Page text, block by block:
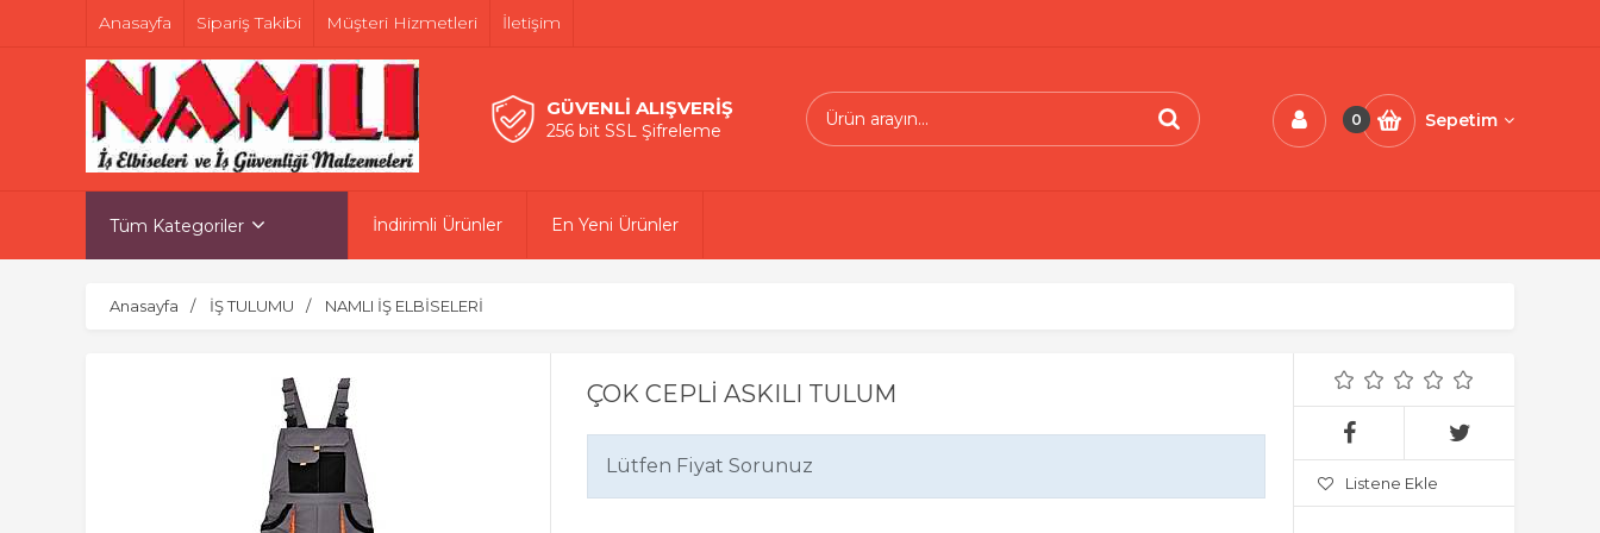
Anasayfa Sipariş Takibi Müşteri Hizmetleri İletişim
GÜVENLİ ALIŞVERİŞ
256 bit SSL Şifreleme
0 Sepetim
Tüm Kategoriler İndirimli Ürünler En Yeni Ürünler
Anasayfa İŞ TULUMU NAMLI İŞ ELBİSELERİ
ÇOK CEPLİ ASKILI TULUM
Lütfen Fiyat Sorunuz
Listene Ekle